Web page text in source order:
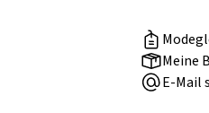
Meine
E-Mail